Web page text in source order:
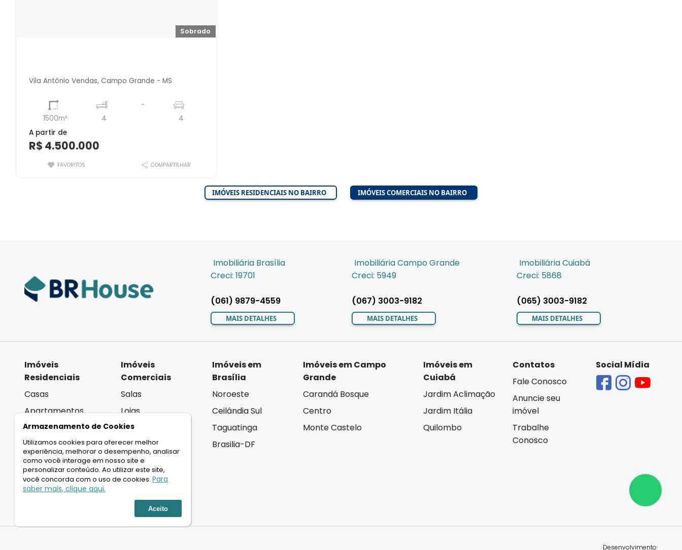
Sobrado
Vila Antônio Vendas, Campo Grande - MS
1500m² 4
-
4
A partir de
R$ 4.500.000
FAVORITOS COMPARTILHAR
IMÓVEIS RESIDENCIAIS NO BAIRRO IMÓVEIS COMERCIAIS NO BAIRRO
Imobiliária Brasília
Creci: 19701
(061) 9879-4559
MAIS DETALHES
Imobiliária Campo Grande
Creci: 5949
(067) 3003-9182
MAIS DETALHES
Imobiliária Cuiabá
Creci: 5868
(065) 3003-9182
MAIS DETALHES
Imóveis
Residenciais
Casas
Apartamentos
Coberturas
Terrenos
Lançamentos
Imóveis
Comerciais
Salas
Lojas
Andar Inteiro
Lançamentos
Imóveis em
Brasília
Noroeste
Ceilândia Sul
Taguatinga
Brasilia-DF
Imóveis em Campo
Grande
Carandá Bosque
Centro
Monte Castelo
Imóveis em
Cuiabá
Jardim Aclimação
Jardim Itália
Quilombo
Contatos
Fale Conosco
Anuncie seu
imóvel
Trabalhe
Conosco
Social Mídia
LIGAMOS PARA VOCÊ
Desenvolvimento:
Armazenamento de Cookies
Utilizamos cookies para oferecer melhor
experiência, melhorar o desempenho, analisar
como você interage em nosso site e
personalizar conteúdo. Ao utilizar este site,
você concorda com o uso de cookies.Para
saber mais, clique aqui.
Aceito